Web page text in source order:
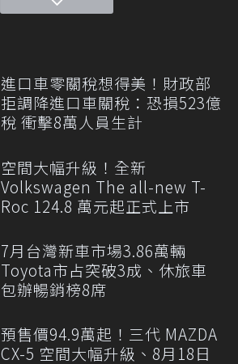
進口車零關稅想得美！財政部
拒調降進口車關稅：恐損523億
稅 衝擊8萬人員生計
空間大幅升級！全新
Volkswagen The all-new T-
Roc 124.8 萬元起正式上市
7月台灣新車市場3.86萬輛
Toyota市占突破3成、休旅車
包辦暢銷榜8席
預售價94.9萬起！三代 MAZDA
CX-5 空間大幅升級、8月18日